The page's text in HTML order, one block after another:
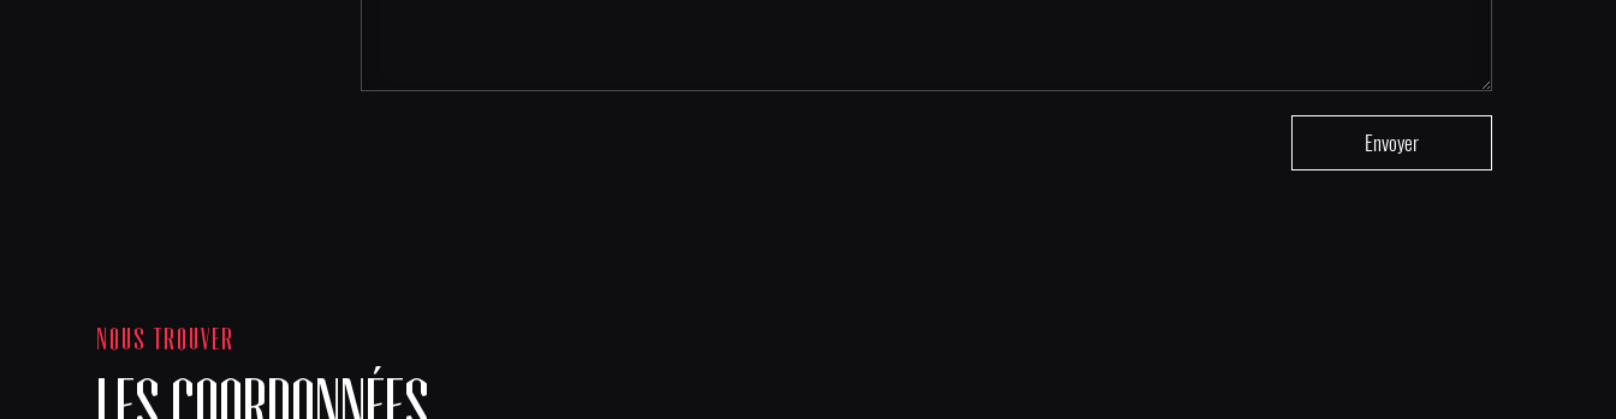
NOUS TROUVER